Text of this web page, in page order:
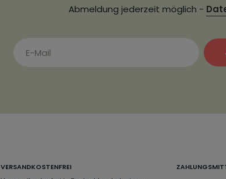
Abmeldung jederzeit möglich -
VERSANDKOSTENFREI